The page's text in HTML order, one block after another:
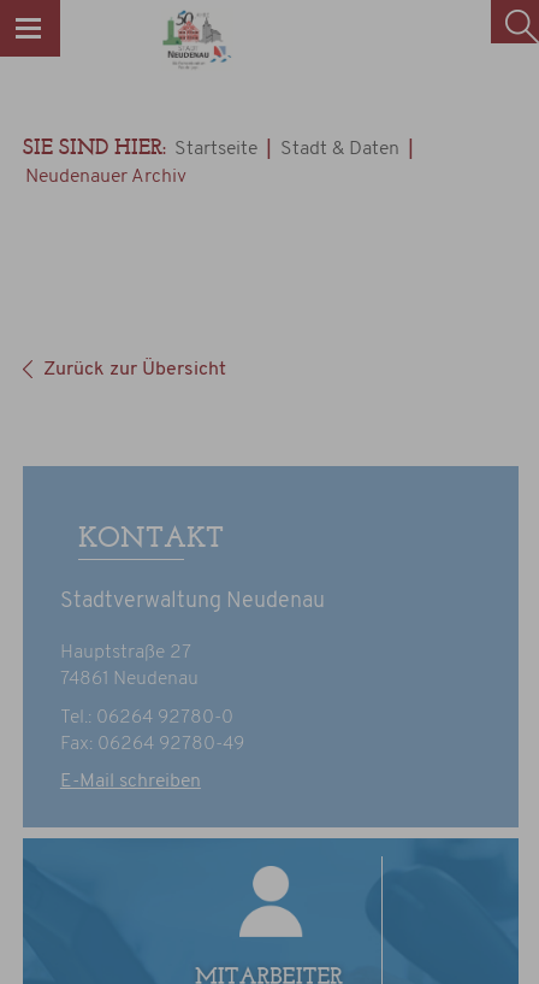
SIE SIND HIER: Startseite | Stadt & Daten |
Neudenauer Archiv
Zurück zur Übersicht
KONTAKT
Stadtverwaltung Neudenau
Hauptstraße 27
74861 Neudenau
Tel.: 06264 92780-0
Fax: 06264 92780-49
E-Mail schreiben